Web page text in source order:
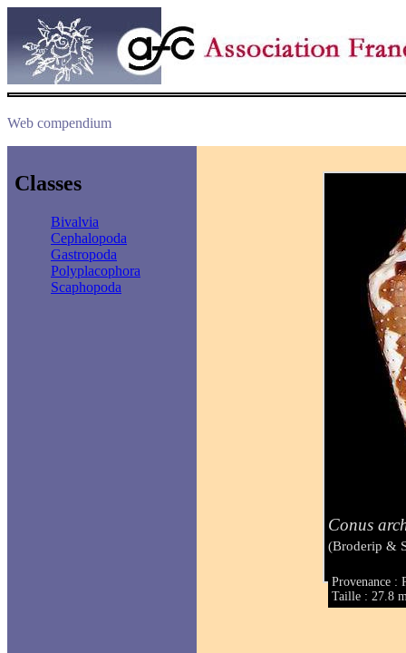
Web compendium
Classes
Bivalvia
Cephalopoda
Gastropoda
Polyplacophora
Scaphopoda
Conus
(Broderip &
Provenance :
Taille : 27.8